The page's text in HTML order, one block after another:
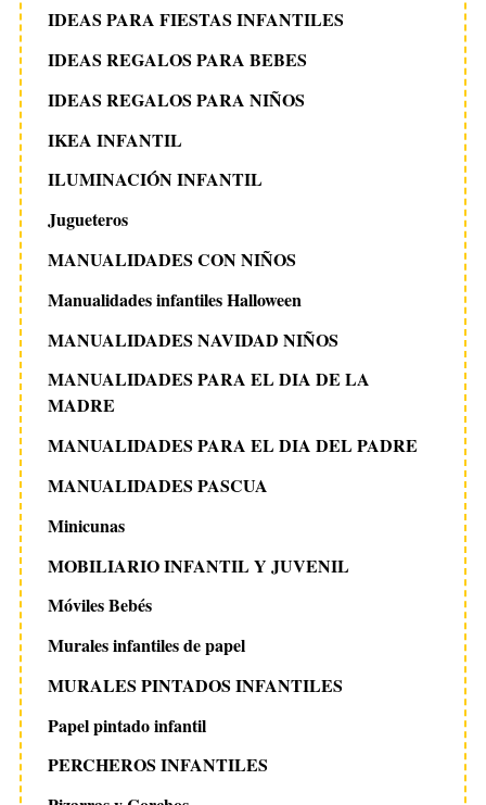
IDEAS PARA FIESTAS INFANTILES
IDEAS REGALOS PARA BEBES
IDEAS REGALOS PARA NIÑOS
IKEA INFANTIL
ILUMINACIÓN INFANTIL
Jugueteros
MANUALIDADES CON NIÑOS
Manualidades infantiles Halloween
MANUALIDADES NAVIDAD NIÑOS
MANUALIDADES PARA EL DIA DE LA
MADRE
MANUALIDADES PARA EL DIA DEL PADRE
MANUALIDADES PASCUA
Minicunas
MOBILIARIO INFANTIL Y JUVENIL
Móviles Bebés
Murales infantiles de papel
MURALES PINTADOS INFANTILES
Papel pintado infantil
PERCHEROS INFANTILES